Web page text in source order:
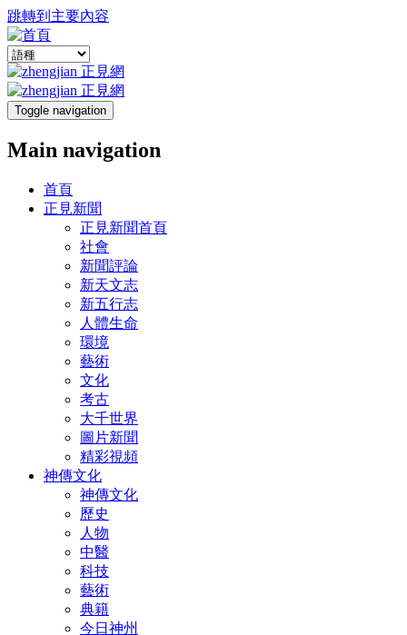
跳轉到主要內容
Toggle navigation
Main navigation
首頁
正見新聞
正見新聞首頁
社會
新聞評論
新天文志
新五行志
人體生命
環境
藝術
文化
考古
大千世界
圖片新聞
精彩視頻
神傳文化
神傳文化
歷史
人物
中醫
科技
藝術
典籍
今日神州